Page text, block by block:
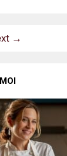
→